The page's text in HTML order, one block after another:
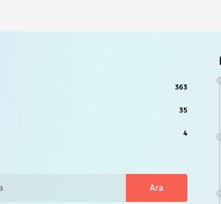
363
35
4